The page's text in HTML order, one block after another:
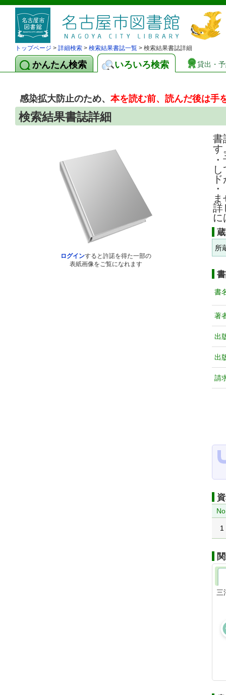
トップページ > 詳細検索 > 検索結果書誌一覧 > 検索結果書誌詳細
かんたん検索 いろいろ検索 貸出・
感染拡大防止のため、本を読む前、読んだ後は手
検索結果書誌詳細
ログインすると許諾を得た一部の
表紙画像をご覧になれます
書
す
詳
に
所
書
著
出
出
請
1
三